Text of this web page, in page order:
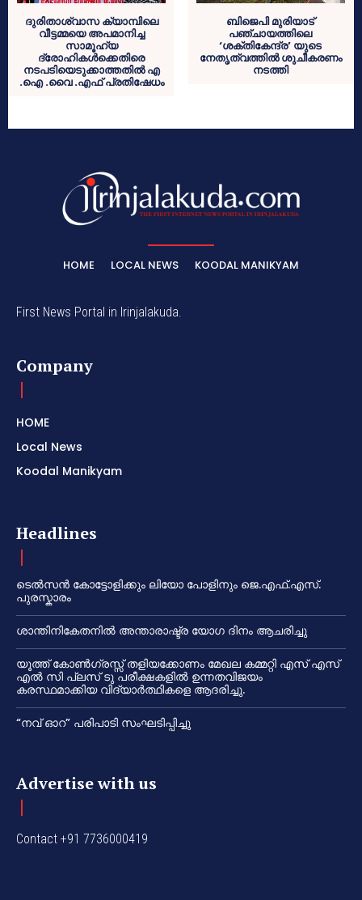
ദുരിതാശ്വാസ ക്യാമ്പിലെ
വീട്ടമ്മയെ അപമാനിച്ച
സാമൂഹ്യ
ദ്രോഹികള്‍ക്കെതിരെ
നടപടിയെടുക്കാത്തതില്‍ എ
.ഐ .വൈ .എഫ് പ്രതിഷേധം
ബിജെപി മുരിയാട്
പഞ്ചായത്തിലെ
‘ശക്തികേന്ദ്ര’ യുടെ
നേതൃത്വത്തില്‍ ശുചീകരണം
നടത്തി
HOME LOCAL NEWS KOODAL MANIKYAM
First News Portal in Irinjalakuda.
Company
HOME
Local News
Koodal Manikyam
Headlines
ടെൽസൻ കോട്ടോളിക്കും ലിയോ പോളിനും ജെ.എഫ്.എസ്.
പുരസ്കാരം
ശാന്തിനികേതനിൽ അന്താരാഷ്ട്ര യോഗ ദിനം ആചരിച്ചു
യൂത്ത് കോൺഗ്രസ്സ് തളിയക്കോണം മേഖല കമ്മറ്റി എസ് എസ്
എൽ സി പ്ലസ് ടു പരീക്ഷകളിൽ ഉന്നതവിജയം
കരസ്ഥമാക്കിയ വിദ്യാർത്ഥികളെ ആദരിച്ചു.
“നവ് ഓറ” പരിപാടി സംഘടിപ്പിച്ചു
Advertise with us
Contact +91 7736000419